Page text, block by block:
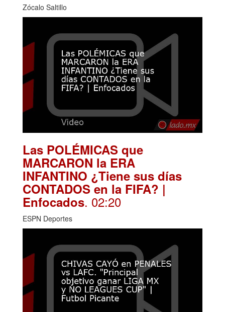
Zócalo Saltillo
Las POLÉMICAS que
MARCARON la ERA
INFANTINO ¿Tiene sus días
CONTADOS en la FIFA? |
Enfocados. 02:20
ESPN Deportes